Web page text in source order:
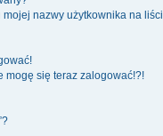
nazwy użytkownika na
mogę się teraz zalogować!?!